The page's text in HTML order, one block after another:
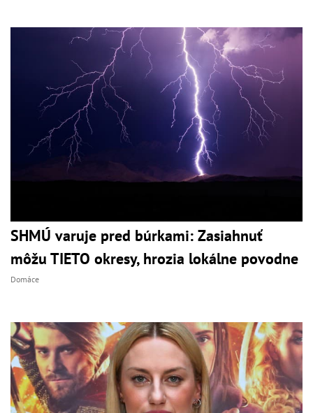
SHMÚ varuje pred búrkami: Zasiahnuť
môžu TIETO okresy, hrozia lokálne povodne
Domáce